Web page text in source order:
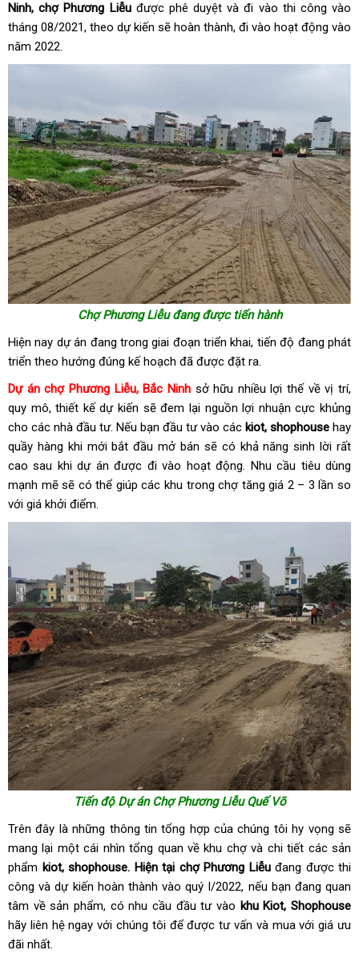
Ninh, chợ Phương Liễuđược phê duyệt và đi vào thi công vào
tháng 08/2021, theo dự kiến sẽ hoàn thành, đi vào hoạt động vào
năm 2022.
Chợ Phương Liễu đang được tiến hành
Hiện nay dự án đang trong giai đoạn triển khai, tiến độ đang phát
triển theo hướng đúng kế hoạch đã được đặt ra.
Dự án chợ Phương Liễu, Bắc Ninhsở hữu nhiều lợi thế về vị trí,
quy mô, thiết kế dự kiến sẽ đem lại nguồn lợi nhuận cực khủng
cho các nhà đầu tư. Nếu bạn đầu tư vào các kiot, shophouse hay
quầy hàng khi mới bắt đầu mở bán sẽ có khả năng sinh lời rất
cao sau khi dự án được đi vào hoạt động. Nhu cầu tiêu dùng
mạnh mẽ sẽ có thể giúp các khu trong chợ tăng giá 2 – 3 lần so
với giá khởi điểm.
Tiến độ Dự án Chợ Phương Liễu Quế Võ
Trên đây là những thông tin tổng hợp của chúng tôi hy vọng sẽ
mang lại một cái nhìn tổng quan về khu chợ và chi tiết các sản
phẩm kiot, shophouse. Hiện tại chợ Phương Liễuđang được thi
công và dự kiến hoàn thành vào quý I/2022, nếu bạn đang quan
tâm về sản phẩm, có nhu cầu đầu tư vào khu Kiot, Shophouse
hãy liên hệ ngay với chúng tôi để được tư vấn và mua với giá ưu
đãi nhất.